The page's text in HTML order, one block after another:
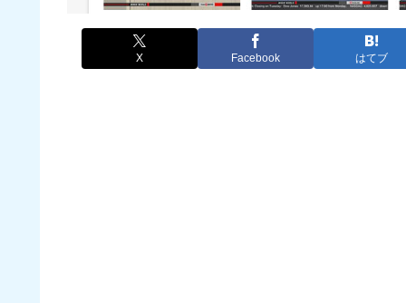
X Facebook はてブ